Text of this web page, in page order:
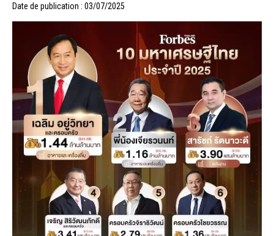
Date de publication : 03/07/2025